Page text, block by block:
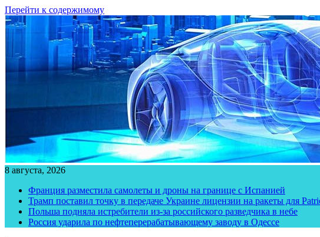
Перейти к содержимому
8 августа, 2026
Франция разместила самолеты и дроны на границе с Испанией
Трамп поставил точку в передаче Украине лицензии на ракеты для
Польша подняла истребители из-за российского разведчика в небе
Россия ударила по нефтеперерабатывающему заводу в Одессе